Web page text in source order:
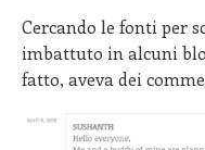
Cercando le fonti per
imbattuto in alcuni
fatto, aveva dei